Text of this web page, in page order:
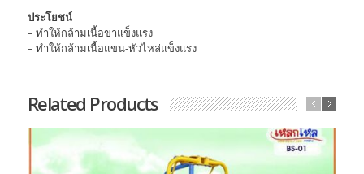
ประโยชน์
– ทำให้กล้ามเนื้อขาแข็งแรง
– ทำให้กล้ามเนื้อแขน-หัวไหล่แข็งแรง
Related Products